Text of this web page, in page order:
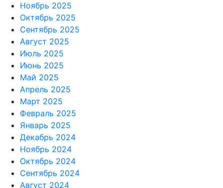
Ноябрь 2025
Октябрь 2025
Сентябрь 2025
Август 2025
Июль 2025
Июнь 2025
Май 2025
Апрель 2025
Март 2025
Февраль 2025
Январь 2025
Декабрь 2024
Ноябрь 2024
Октябрь 2024
Сентябрь 2024
Август 2024